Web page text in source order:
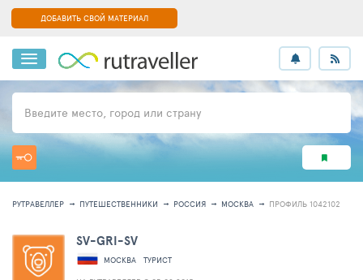
ДОБАВИТЬ СВОЙ МАТЕРИАЛ
Введите место, город или страну
РУТРАВЕЛЛЕР ПУТЕШЕСТВЕННИКИ РОССИЯ МОСКВА ПРОФИЛЬ 1042102
SV-GRI-SV
МОСКВА
ТУРИСТ